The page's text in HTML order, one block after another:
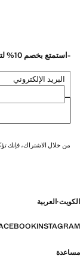
-استمتع بخصم 10% لتسوقك القادم عند اشتراكك في نشرتنا الاخبارية
البريد الإلكتروني
من خلال الاشتراك، فإنك
الكويت·العربية
INSTAGRAM
مساعدة